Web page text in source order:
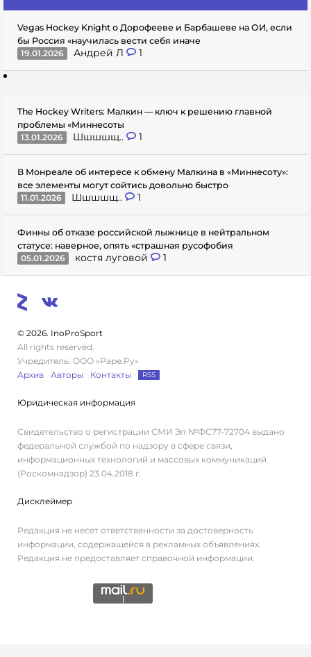
Vegas Hockey Knight о Дорофееве и Барбашеве на ОИ, если
бы Россия «научилась вести себя иначе
19.01.2026
Андрей Л 1
The Hockey Writers: Малкин — ключ к решению главной
проблемы «Миннесоты
13.01.2026
Шшшшщ.. 1
В Монреале об интересе к обмену Малкина в «Миннесоту»:
все элементы могут сойтись довольно быстро
11.01.2026
Шшшшщ.. 1
Финны об отказе российской лыжнице в нейтральном
статусе: наверное, опять «страшная русофобия
05.01.2026
костя луговой 1
© 2026. InoProSport
All rights reserved.
Учредитель: ООО «Раре.Ру»
Архив
Авторы Контакты RSS
Юридическая информация
Свидетельство о регистрации СМИ Эл №ФС77-72704 выдано
федеральной службой по надзору в сфере связи,
информационных технологий и массовых коммуникаций
(Роскомнадзор) 23.04.2018 г.
Дисклеймер
Редакция не несет ответственности за достоверность
информации, содержащейся в рекламных объявлениях.
Редакция не предоставляет справочной информации.